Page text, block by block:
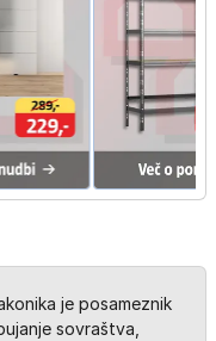
je posameznik
sovraštva,